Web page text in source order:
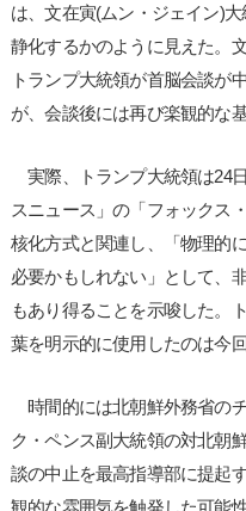
は、文在寅(ムン・ジェイン)
静化するかのように見えた。
トランプ大統領が首脳会談が
が、会談後には再び楽観的な
実際、トランプ大統領は24
スニュース」の「フォックス
核化方式と関連し、「物理的
必要かもしれない」として、
もあり得ることを示唆した。
葉を明示的に使用したのは今
時間的には北朝鮮外務省の
ク・ペンス副大統領の対北朝
談の中止を最高指導部に提起
観的な雰囲気を触発した可能性